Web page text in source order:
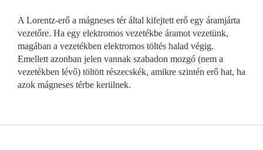
A Lorentz-erő a mágneses tér által kifejtett erő egy áramjárta
vezetőre. Ha egy elektromos vezetékbe áramot vezetünk,
magában a vezetékben elektromos töltés halad végig.
Emellett azonban jelen vannak szabadon mozgó (nem a
vezetékben lévő) töltött részecskék, amikre szintén erő hat, ha
azok mágneses térbe kerülnek.
L